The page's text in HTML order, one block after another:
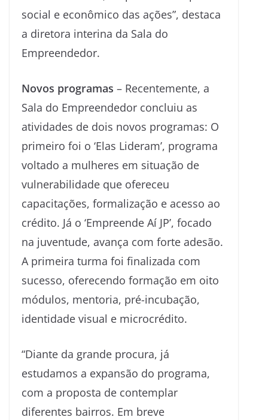
social e econômico das ações”, destaca
a diretora interina da Sala do
Empreendedor.
Novos programas – Recentemente, a
Sala do Empreendedor concluiu as
atividades de dois novos programas: O
primeiro foi o ‘Elas Lideram’, programa
voltado a mulheres em situação de
vulnerabilidade que ofereceu
capacitações, formalização e acesso ao
crédito. Já o ‘Empreende Aí JP’, focado
na juventude, avança com forte adesão.
A primeira turma foi finalizada com
sucesso, oferecendo formação em oito
módulos, mentoria, pré-incubação,
identidade visual e microcrédito.
“Diante da grande procura, já
estudamos a expansão do programa,
com a proposta de contemplar
diferentes bairros. Em breve